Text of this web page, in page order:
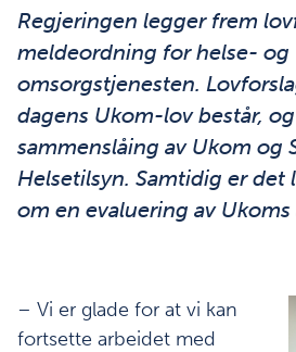
Regjeringen legger frem
meldeordning for helse- og
omsorgstjenesten.
dagens Ukom-lov består,
sammenslåing av Ukom og
Helsetilsyn. Samtidig er det
om en evaluering av Ukoms
– Vi er glade for at vi kan
fortsette arbeidet med